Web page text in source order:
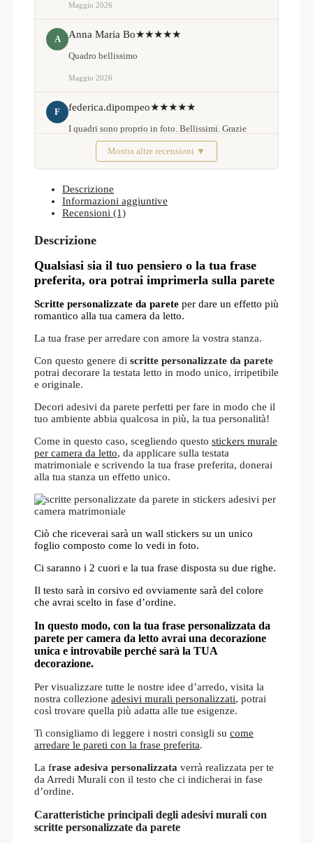
Maggio 2026
A Anna Maria Bo★★★★★
Quadro bellissimo
Maggio 2026
F federica.dipompeo★★★★★
I quadri sono proprio in foto. Bellissimi. Grazie
Febbraio 2026Mostra altre recensioni ▼
Descrizione
Informazioni aggiuntive
Recensioni (1)
Descrizione
Qualsiasi sia il tuo pensiero o la tua frase
preferita, ora potrai imprimerla sulla parete
Scritte personalizzate da parete per dare un effetto più
romantico alla tua camera da letto.
La tua frase per arredare con amore la vostra stanza.
Con questo genere di scritte personalizzate da parete
potrai decorare la testata letto in modo unico, irripetibile
e originale.
Decori adesivi da parete perfetti per fare in modo che il
tuo ambiente abbia qualcosa in più, la tua personalità!
Come in questo caso, scegliendo questo stickers murale
per camera da letto, da applicare sulla testata
matrimoniale e scrivendo la tua frase preferita, donerai
alla tua stanza un effetto unico.
Ciò che riceverai sarà un wall stickers su un unico
foglio composto come lo vedi in foto.
Ci saranno i 2 cuori e la tua frase disposta su due righe.
Il testo sarà in corsivo ed ovviamente sarà del colore
che avrai scelto in fase d’ordine.
In questo modo, con la tua frase personalizzata da
parete per camera da letto avrai una decorazione
unica e introvabile perché sarà la TUA
decorazione.
Per visualizzare tutte le nostre idee d’arredo, visita la
nostra collezione adesivi murali personalizzati, potrai
così trovare quella più adatta alle tue esigenze.
Ti consigliamo di leggere i nostri consigli su come
arredare le pareti con la frase preferita.
La frase adesiva personalizzata verrà realizzata per te
da Arredi Murali con il testo che ci indicherai in fase
d’ordine.
Caratteristiche principali degli adesivi murali con
scritte personalizzate da parete